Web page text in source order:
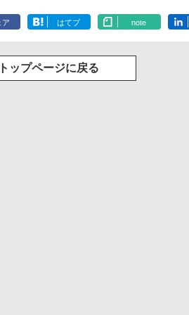
ア はてブ note
トップページに戻る